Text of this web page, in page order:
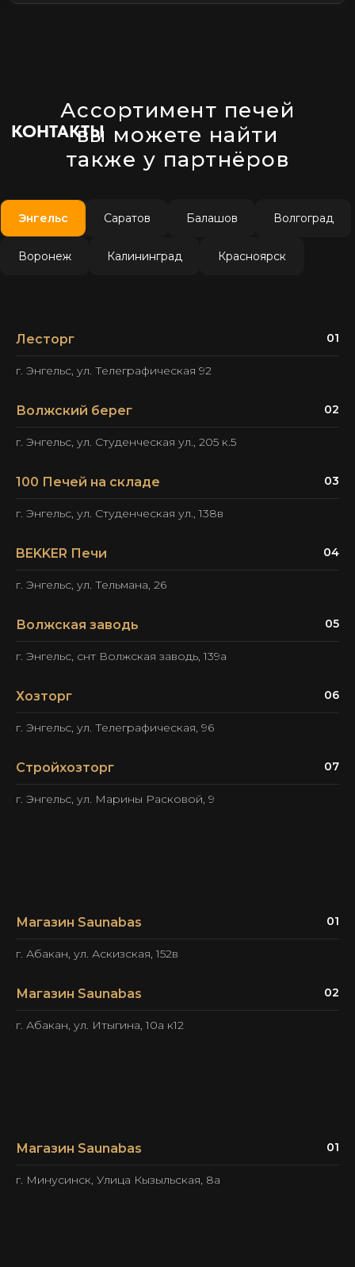
Ассортимент печей
вы можете найти
также у партнёров
Энгельс Саратов Балашов Волгоград
Воронеж Калининград Красноярск
Лесторг 01
г. Энгельс, ул. Телеграфическая 92
Волжский берег 02
г. Энгельс, ул. Студенческая ул., 205 к.5
100 Печей на складе 03
г. Энгельс, ул. Студенческая ул., 138в
BEKKER Печи 04
г. Энгельс, ул. Тельмана, 26
Волжская заводь 05
г. Энгельс, снт Волжская заводь, 139а
Хозторг 06
г. Энгельс, ул. Телеграфическая, 96
Стройхозторг 07
г. Энгельс, ул. Марины Расковой, 9
Магазин Saunabas 01
г. Абакан, ул. Аскизская, 152в
Магазин Saunabas 02
г. Абакан, ул. Итыгина, 10а к12
Магазин Saunabas 01
г. Минусинск, Улица Кызыльская, 8а
Контактное лицо: